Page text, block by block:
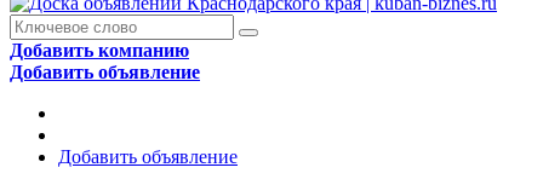
Добавить компанию
Добавить объявление
Добавить объявление